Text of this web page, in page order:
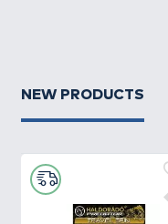
NEW PRODUCTS